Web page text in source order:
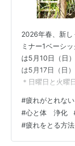
2026年春、新し
ミナー1ベーシ
は5月10日（日
は5月17日（日
＊日曜日と火曜
さい。詳細・お
想セミナー１ベ
出かけ後や、人
です。 外と内へ
#疲れがとれない
#心と体 浄化
#疲れをとる方法